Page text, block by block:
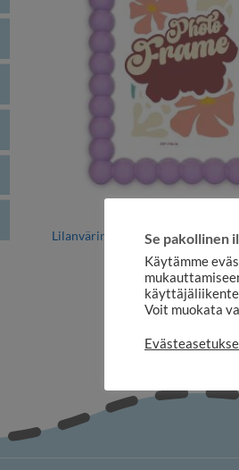
Lilanvärinen POP pallokehys eri
puukuitua
14,90€
Se pakollinen
Käytämme
Voit muokata